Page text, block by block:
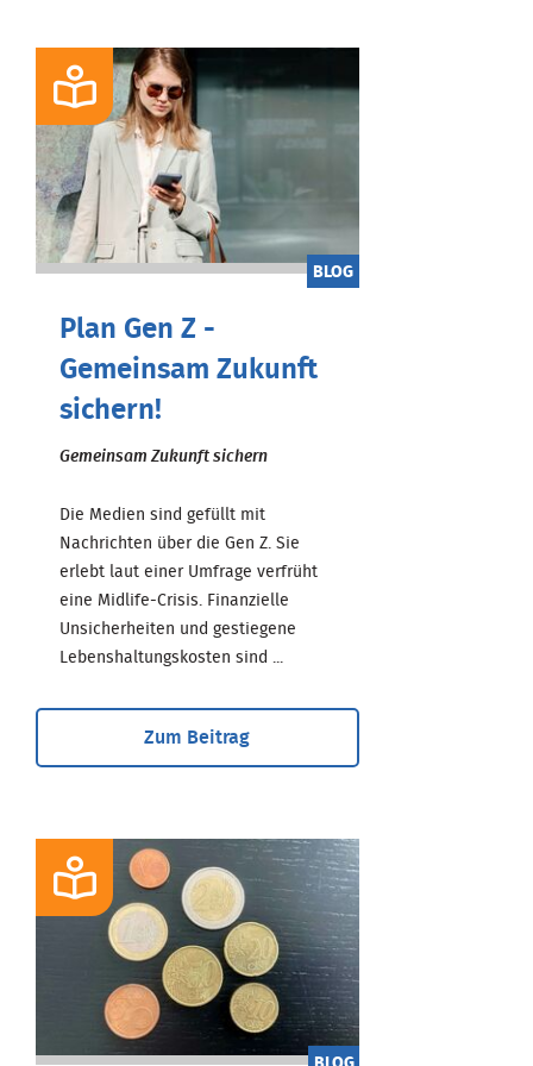
BLOG
Plan Gen Z -
Gemeinsam Zukunft
sichern!
Gemeinsam Zukunft sichern
Die Medien sind gefüllt mit
Nachrichten über die Gen Z. Sie
erlebt laut einer Umfrage verfrüht
eine Midlife-Crisis. Finanzielle
Unsicherheiten und gestiegene
Lebenshaltungskosten sind ...
Zum Beitrag